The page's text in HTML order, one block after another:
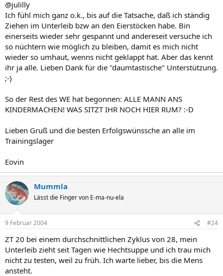
@julilly
Ich fühl mich ganz o.k., bis auf die Tatsache, daß ich ständig
Ziehen im Unterleib bzw an den Eierstöcken habe. Bin
einerseits wieder sehr gespannt und andereseit versuche ich
so nüchtern wie möglich zu bleiben, damit es mich nicht
wieder so umhaut, wenns nicht geklappt hat. Aber das kennt
ihr ja alle. Lieben Dank für die "daumtastische" Unterstützung.
;-)
So der Rest des WE hat begonnen: ALLE MANN ANS
KINDERMACHEN! WAS SITZT IHR NOCH HIER RUM? :-D
Lieben Gruß und die besten Erfolgswünssche an alle im
Trainingslager
Eovin
Mummla
Lässt die Finger von E-ma-nu-ela
9 Februar 2004 #24
ZT 20 bei einem durchschnittlichen Zyklus von 28, mein
Unterleib zieht seit Tagen wie Hechtsuppe und ich trau mich
nicht zu testen, weil zu früh. Ich warte lieber, bis die Mens
ansteht.